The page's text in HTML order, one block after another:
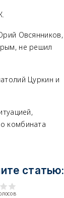
Овсянников,
не решил
Цуркин и
комбината
статью: